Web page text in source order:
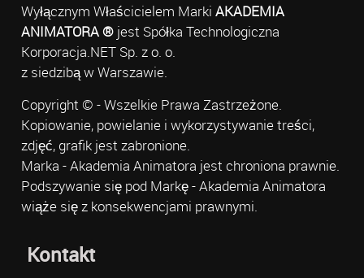
Wyłącznym Właścicielem Marki AKADEMIA
ANIMATORA ®jest Spółka Technologiczna
Korporacja.NET Sp. z o. o.
z siedzibą w Warszawie.
Copyright © - Wszelkie Prawa Zastrzeżone.
Kopiowanie, powielanie i wykorzystywanie treści,
zdjęć, grafik jest zabronione.
Marka - Akademia Animatora jest chroniona prawnie.
Podszywanie się pod Markę - Akademia Animatora
wiąże się z konsekwencjami prawnymi.
Kontakt